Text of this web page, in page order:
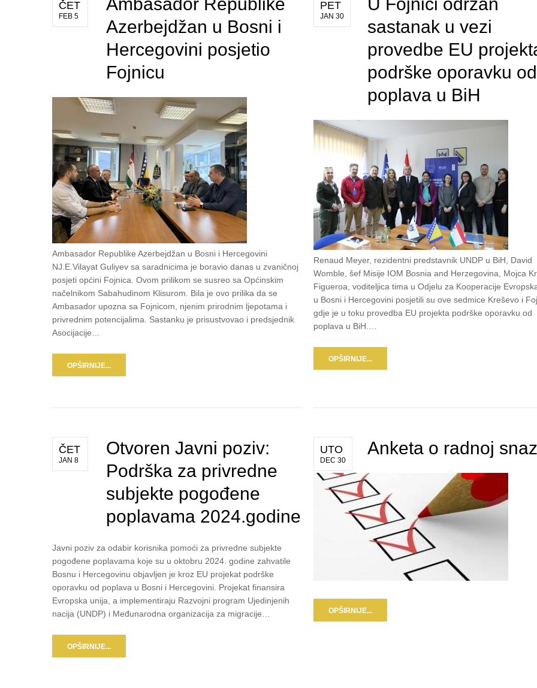
ČET
FEB 5
Azerbejdžan u Bosni i
Hercegovini posjetio
Fojnicu
Ambasador Republike Azerbejdžan u Bosni i Hercegovini
NJ.E.Vilayat Guliyev sa saradnicima je boravio danas u zvaničnoj
posjeti općini Fojnica. Ovom prilikom se susreo sa Općinskim
načelnikom Sabahudinom Klisurom. Bila je ovo prilika da se
Ambasador upozna sa Fojnicom, njenim prirodnim ljepotama i
privrednim potencijalima. Sastanku je prisustvovao i predsjednik
Asocijacije…
OPŠIRNIJE...
PET
JAN 30
sastanak u vezi
provedbe EU
podrške oporavku od
poplava u BiH
Renaud Meyer, rezidentni predstavnik UNDP u BiH, David
Womble, šef Misije IOM Bosnia and Herzegovina, Mojca
Figueroa, voditeljica tima u Odjelu za Kooperacije
u Bosni i Hercegovini posjetili su ove sedmice Kreševo i
gdje je u toku provedba EU projekta podrške oporavku od
poplava u BiH.…
OPŠIRNIJE...
ČET
JAN 8
Otvoren Javni poziv:
Podrška za privredne
subjekte pogođene
poplavama 2024.godine
Javni poziv za odabir korisnika pomoći za privredne subjekte
pogođene poplavama koje su u oktobru 2024. godine zahvatile
Bosnu i Hercegovinu objavljen je kroz EU projekat podrške
oporavku od poplava u Bosni i Hercegovini. Projekat finansira
Evropska unija, a implementiraju Razvojni program Ujedinjenih
nacija (UNDP) i Međunarodna organizacija za migracije…
OPŠIRNIJE...
UTO
DEC 30
Anketa o radnoj
OPŠIRNIJE...